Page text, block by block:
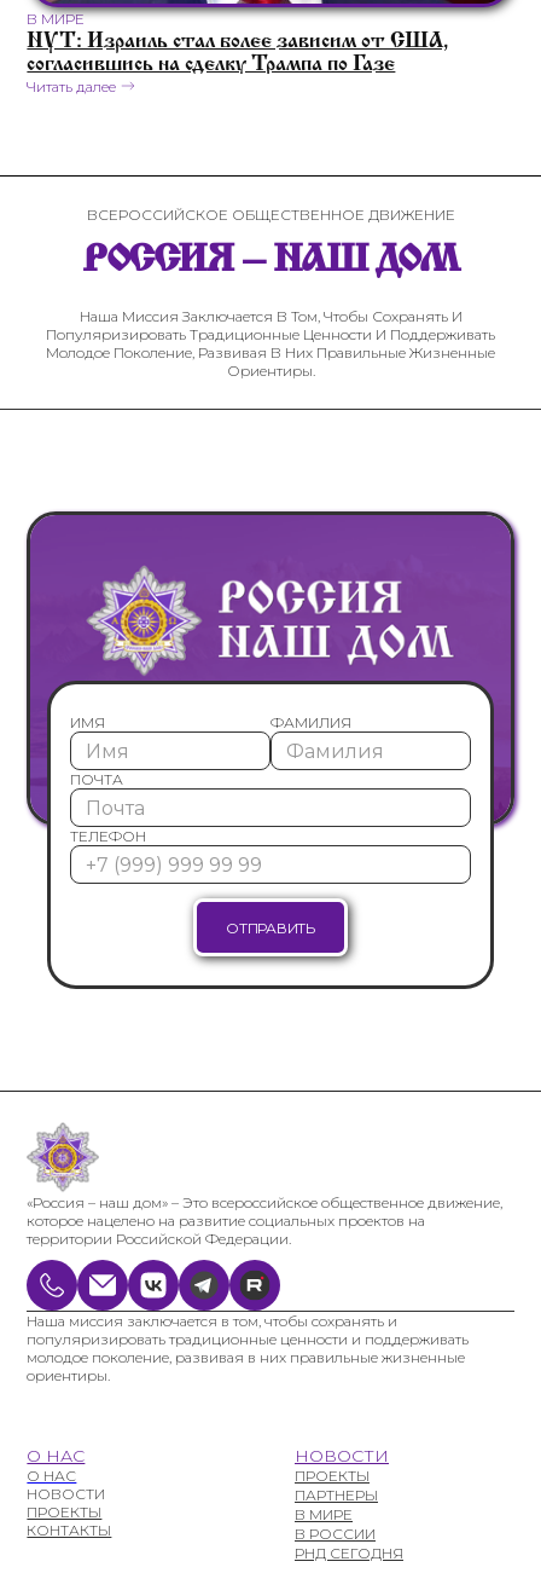
В МИРЕ
NYT: Израиль стал более зависим от США,
согласившись на сделку Трампа по Газе
Читать далее
ВСЕРОССИЙСКОЕ ОБЩЕСТВЕННОЕ ДВИЖЕНИЕ
РОССИЯ – НАШ ДОМ
Наша Миссия Заключается В Том, Чтобы Сохранять И
Популяризировать Традиционные Ценности И Поддерживать
Молодое Поколение, Развивая В Них Правильные Жизненные
Ориентиры.
ИМЯ ФАМИЛИЯ
ПОЧТА
ТЕЛЕФОН
«Россия – наш дом» – Это всероссийское общественное движение,
которое нацелено на развитие социальных проектов на
территории Российской Федерации.
Наша миссия заключается в том, чтобы сохранять и
популяризировать традиционные ценности и поддерживать
молодое поколение, развивая в них правильные жизненные
ориентиры.
О НАС
О НАС
НОВОСТИ
ПРОЕКТЫ
КОНТАКТЫ
НОВОСТИ
ПРОЕКТЫ
ПАРТНЕРЫ
В МИРЕ
В РОССИИ
РНД СЕГОДНЯ